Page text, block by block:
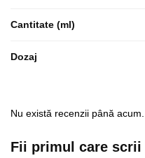
Cantitate (ml)
Dozaj
Nu există recenzii până acum.
Fii primul care scrii